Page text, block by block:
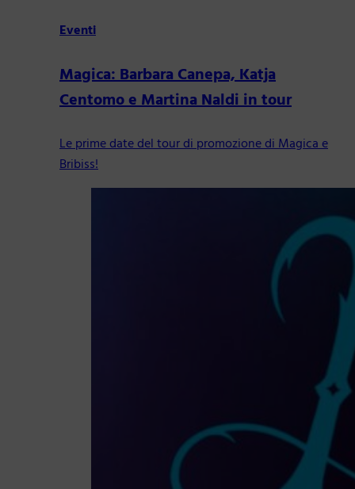
Eventi
Magica: Barbara Canepa, Katja
Centomo e Martina Naldi in tour
Le prime date del tour di promozione di Magica e
Bribiss!